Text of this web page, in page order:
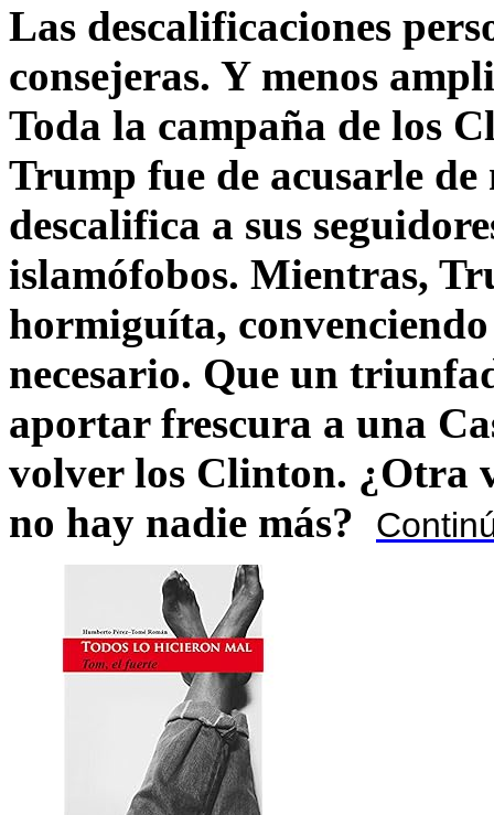
Las descalificaciones
consejeras. Y menos
Toda la campaña de los
Trump fue de acusarle
descalifica a sus
islamófobos. Mientras,
hormiguíta,
necesario. Que un
aportar frescura a una
volver los Clinton. ¿Otra
no hay nadie más?